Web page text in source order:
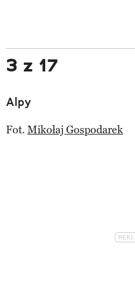
3 z 17
Alpy
Fot. Mikołaj Gospodarek